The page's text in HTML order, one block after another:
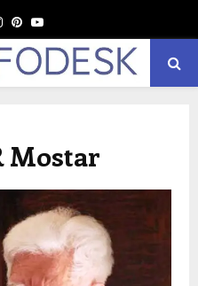
Instagram
Pinterest
Youtube
Mostar